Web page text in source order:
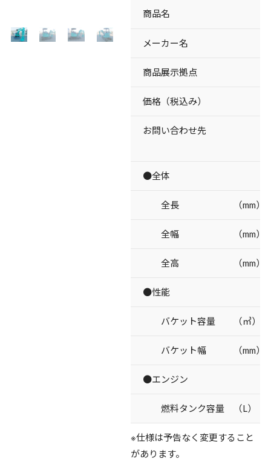
商品名
メーカー名
商品展示拠点
価格（税込み）
お問い合わせ先
●全体
全長 （mm）
全幅 （mm）
全高 （mm）
●性能
バケット容量 （㎥）
バケット幅 （mm）
●エンジン
燃料タンク容量 （L）
※仕様は予告なく変更すること
があります。